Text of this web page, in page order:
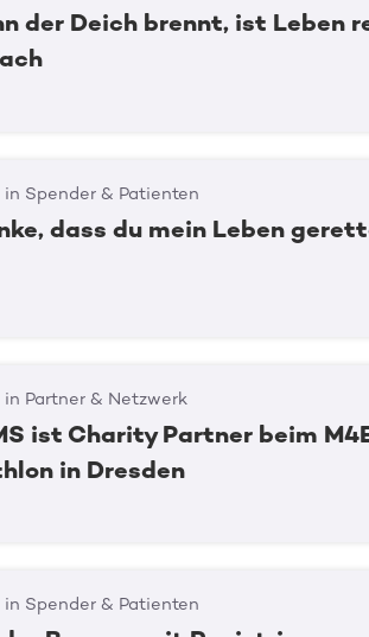
der Deich brennt, ist Leben
in Spender & Patienten
dass du mein Leben
in Partner & Netzwerk
ist Charity Partner beim
in Dresden
in Spender & Patienten